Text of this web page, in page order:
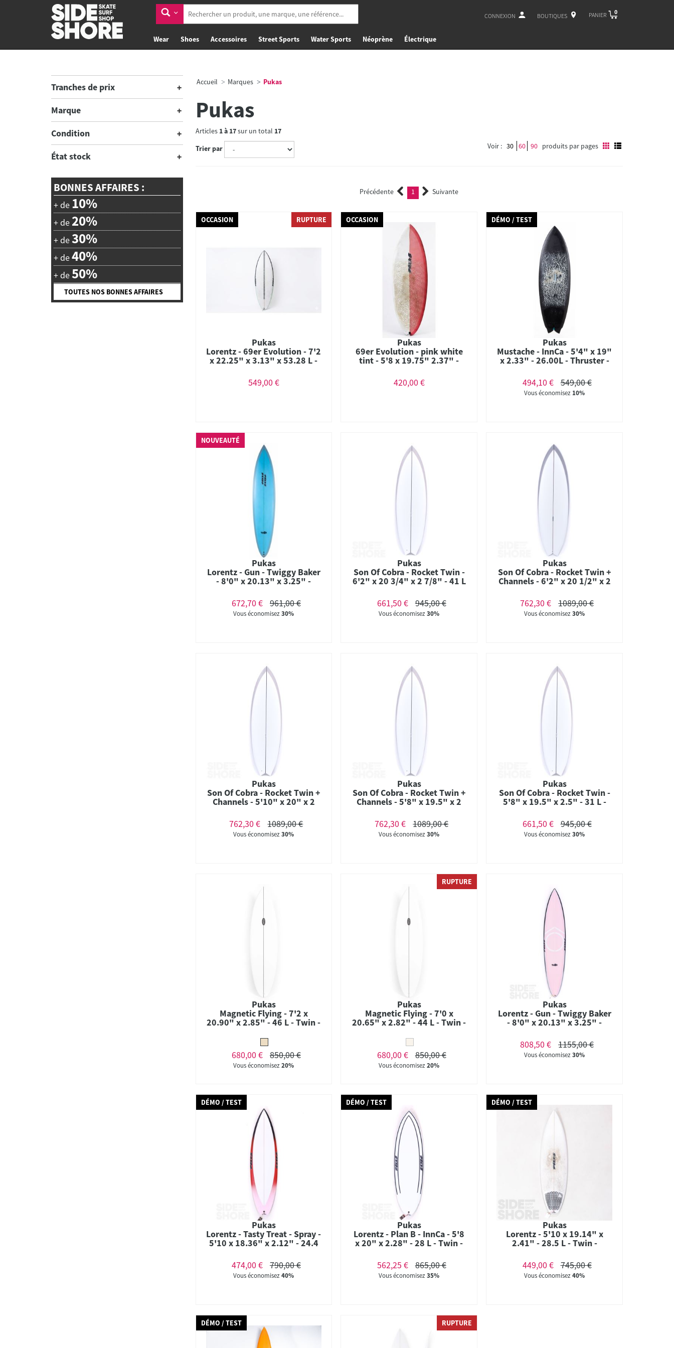
CONNEXION BOUTIQUES PANIER 0
Wear Shoes Accessoires Street Sports Water Sports Néoprène Électrique
Tranches de prix
Marque
Condition
État stock
BONNES AFFAIRES :
+ de 10%
+ de 20%
+ de30%
+ de40%
+ de50%
TOUTES NOS BONNES AFFAIRES
Accueil Marques Pukas
Pukas
Articles 1à 17sur un total 17
Trier par
Voir : 30 60 90 produits par pages
Précédente 1 (current)Suivante
OCCASION RUPTURE
Pukas
Lorentz - 69er Evolution - 7'2
x 22.25" x 3.13" x 53.28 L -
549,00 €
OCCASION
Pukas
69er Evolution - pink white
tint - 5'8 x 19.75" 2.37" -
420,00 €
DÉMO / TEST
Pukas
Mustache - InnCa - 5'4" x 19"
x 2.33" - 26.00L - Thruster -
494,10 €
549,00 €
Vous économisez 10%
NOUVEAUTÉ
Pukas
Lorentz - Gun - Twiggy Baker
- 8'0" x 20.13" x 3.25" -
672,70 €
961,00 €
Vous économisez30%
Pukas
Son Of Cobra - Rocket Twin -
6'2" x 20 3/4" x 2 7/8" - 41 L
661,50 €
945,00 €
Vous économisez30%
Pukas
Son Of Cobra - Rocket Twin +
Channels - 6'2" x 20 1/2" x 2
#611
762,30 € 1089,00 €
Vous économisez30%
Pukas
Son Of Cobra - Rocket Twin +
Channels - 5'10" x 20" x 2
#597
762,30 € 1089,00 €
Vous économisez30%
Pukas
Son Of Cobra - Rocket Twin +
Channels - 5'8" x 19.5" x 2
762,30 €
1089,00 €
Vous économisez30%
Pukas
Son Of Cobra - Rocket Twin -
5'8" x 19.5" x 2.5" - 31 L -
661,50 €
945,00 €
Vous économisez30%
Pukas
Magnetic Flying - 7'2 x
20.90" x 2.85" - 46 L - Twin -
680,00 € 850,00 €
Vous économisez20%
RUPTURE
Pukas
Magnetic Flying - 7'0 x
20.65" x 2.82" - 44 L - Twin -
680,00 € 850,00 €
Vous économisez20%
Pukas
Lorentz - Gun - Twiggy Baker
- 8'0" x 20.13" x 3.25" -
#187
808,50 € 1155,00 €
Vous économisez30%
DÉMO / TEST
Pukas
Lorentz - Tasty Treat - Spray -
5'10 x 18.36" x 2.12" - 24.4
474,00 €
790,00 €
Vous économisez40%
DÉMO / TEST
Pukas
Lorentz - Plan B - InnCa - 5'8
x 20" x 2.28" - 28 L - Twin -
562,25 €
865,00 €
Vous économisez35%
DÉMO / TEST
Pukas
Lorentz - 5'10 x 19.14" x
2.41" - 28.5 L - Twin -
449,00 €
745,00 €
Vous économisez40%
DÉMO / TEST RUPTURE